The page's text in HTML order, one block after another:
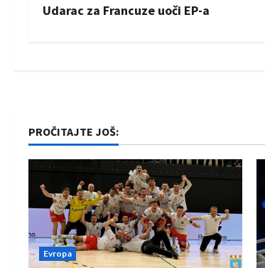
s
v
i
g
a
t
Udarac za Francuze uoči EP-a
PROČITAJTE JOŠ:
Evropa